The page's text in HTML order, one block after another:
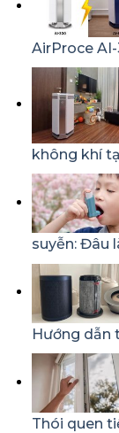
AirProce
không khí
suyễn: Đâu
Hướng dẫn
Thói quen